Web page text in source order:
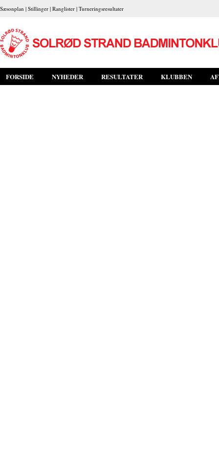
Sæsonplan | Stillinger | Ranglister | Turneringsresultater
FORSIDE NYHEDER RESULTATER KLUBBEN